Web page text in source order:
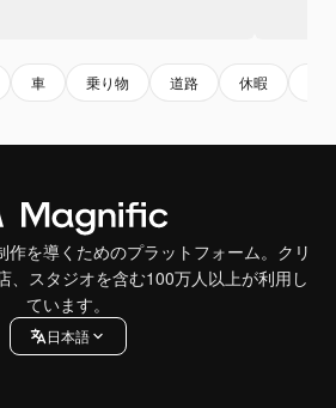
車 乗り物 道路 休暇
作を導くためのプラットフォーム。クリ
、スタジオを含む100万人以上が利用し
ています。
日本語